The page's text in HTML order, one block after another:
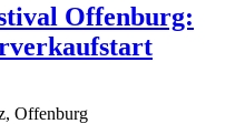
Offenburg:
Offenburg